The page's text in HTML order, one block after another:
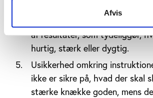
Afvis
De idrætsusikre elevers
af resultater, som tydeliggør,
hurtig, stærk eller dygtig.
Usikkerhed omkring
ikke er sikre på, hvad der skal
stærke knække goden, mens